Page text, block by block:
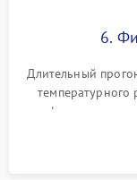
6.
Длительный
температурного
фокуса,
таблицах.